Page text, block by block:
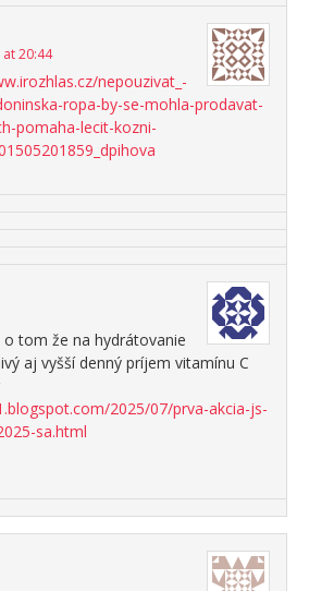
20:44
nepouzivat_-
ropa-by-se-mohla-prodavat-
pomaha-lecit-kozni-
tom že na hydrátovanie
aj vyšší denný príjem vitamínu C
2025/07/prva-akcia-js-
sa.html